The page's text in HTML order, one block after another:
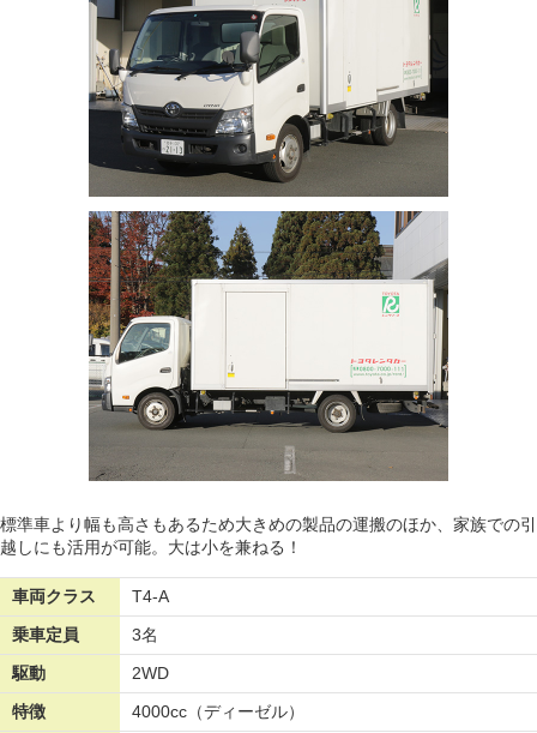
標準車より幅も高さもあるため大きめの製品の運搬のほか、家族での引
越しにも活用が可能。大は小を兼ねる！
車両クラス
T4-A
乗車定員
3名
駆動
2WD
特徴
4000cc（ディーゼル）